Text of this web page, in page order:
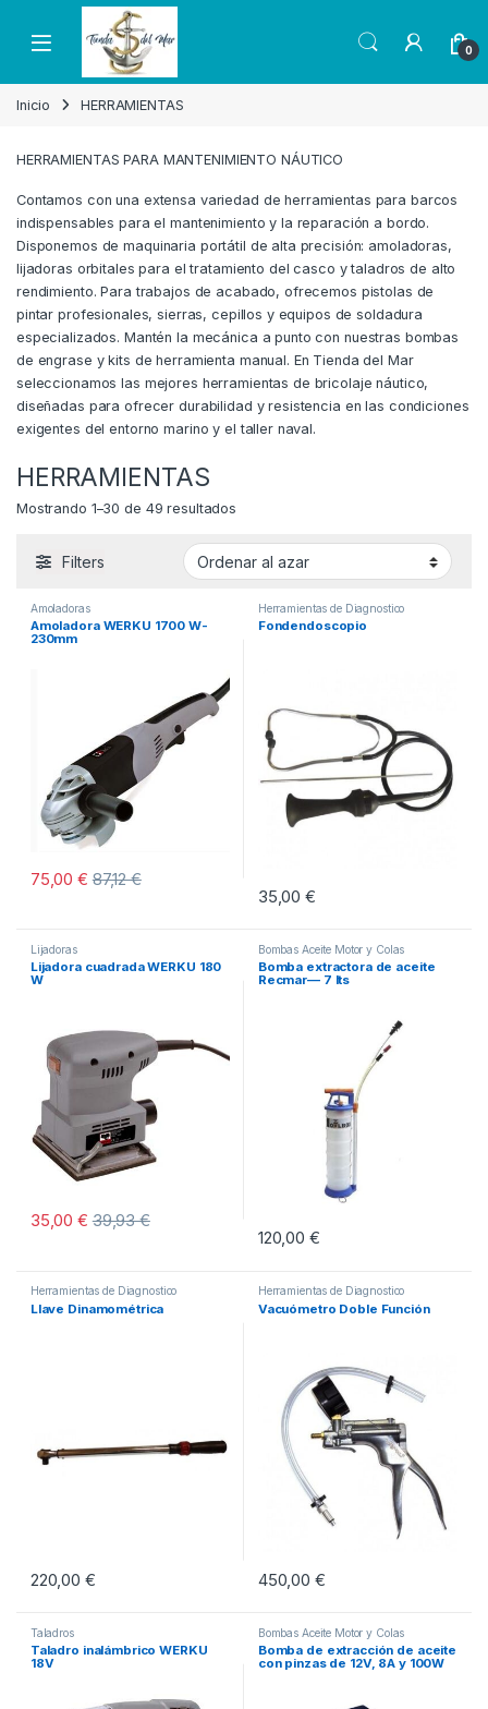
Skip to navigation
Skip to content
Open 0
Inicio HERRAMIENTAS
HERRAMIENTAS PARA MANTENIMIENTO NÁUTICO
Contamos con una extensa variedad de herramientas para barcos
indispensables para el mantenimiento y la reparación a bordo.
Disponemos de maquinaria portátil de alta precisión: amoladoras,
lijadoras orbitales para el tratamiento del casco y taladros de alto
rendimiento. Para trabajos de acabado, ofrecemos pistolas de
pintar profesionales, sierras, cepillos y equipos de soldadura
especializados. Mantén la mecánica a punto con nuestras bombas
de engrase y kits de herramienta manual. En Tienda del Mar
seleccionamos las mejores herramientas de bricolaje náutico,
diseñadas para ofrecer durabilidad y resistencia en las condiciones
exigentes del entorno marino y el taller naval.
HERRAMIENTAS
Mostrando 1–30 de 49 resultados
Filters
Amoladoras
Amoladora WERKU 1700 W-
230mm
75,00€ 87,12€
Herramientas de Diagnostico
Fondendoscopio
35,00€
Lijadoras
Lijadora cuadrada WERKU 180
W
35,00€ 39,93€
Bombas Aceite Motor y Colas
Bomba extractora de aceite
Recmar— 7 lts
120,00 €
Herramientas de Diagnostico
Llave Dinamométrica
220,00 €
Herramientas de Diagnostico
Vacuómetro Doble Función
450,00 €
Taladros
Taladro inalámbrico WERKU
18V
Bombas Aceite Motor y Colas
Bomba de extracción de aceite
con pinzas de 12V, 8A y 100W